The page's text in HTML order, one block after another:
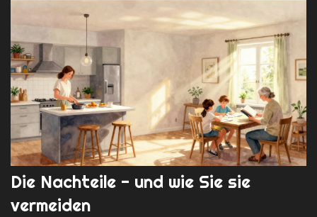
Die Nachteile - und wie Sie sie
vermeiden